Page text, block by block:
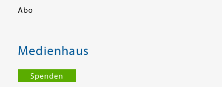
Abo
Medienhaus
Spenden